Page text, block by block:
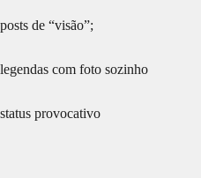
posts de “visão”;
legendas com foto sozinho
status provocativo